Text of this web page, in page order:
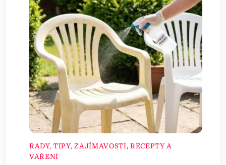
RADY, TIPY, ZAJÍMAVOSTI, RECEPTY A
VAŘENÍ